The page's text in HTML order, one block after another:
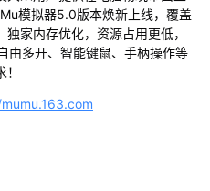
模拟器5.0版本焕新上线，覆盖
家内存优化，资源占用更低，
由多开、智能键鼠、手柄操作等